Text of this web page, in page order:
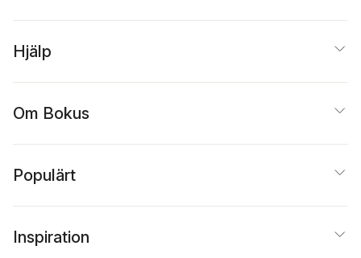
Hjälp
Om Bokus
Populärt
Inspiration